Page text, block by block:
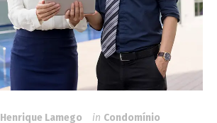
Henrique Lamego in Condomínio